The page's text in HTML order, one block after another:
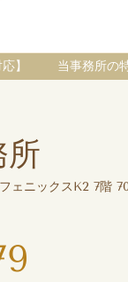
】 当事務所の
所
ェニックスK2 7階